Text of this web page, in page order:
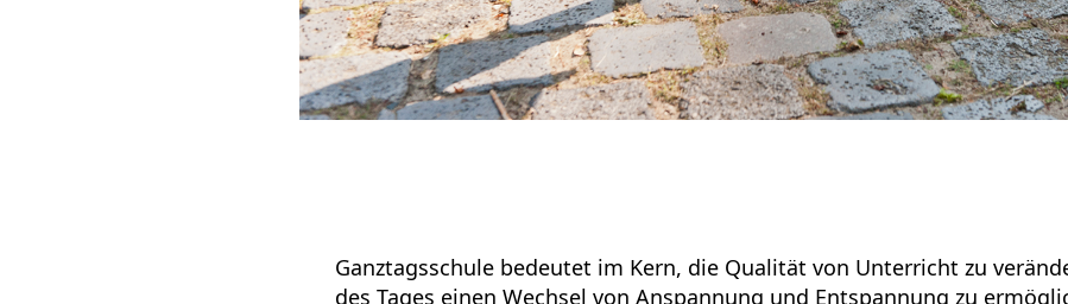
Ganztagsschule bedeutet im Kern, die Qualität von Unterricht zu
des Tages einen Wechsel von Anspannung und Entspannung zu